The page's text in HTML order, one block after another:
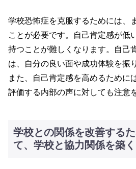
学校恐怖症を克服するためには、
ことが必要です。自己肯定感が低
持つことが難しくなります。自己
は、自分の良い面や成功体験を振
また、自己肯定感を高めるために
評価する内部の声に対しても注意
学校との関係を改善する
て、学校と協力関係を築く